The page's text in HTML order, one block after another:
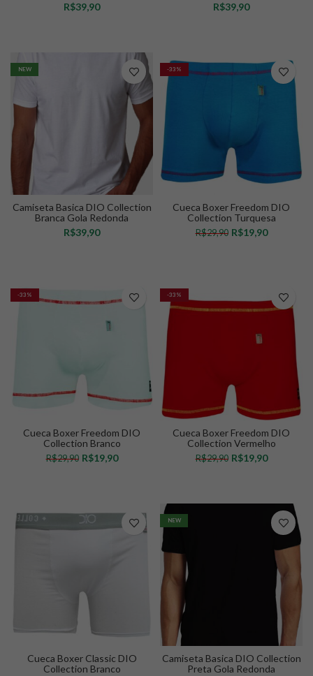
R$
R$
NEW
Camiseta Basica DIO Collection
Branca Gola Redonda
R$
-33%
Cueca Boxer Freedom DIO
Collection Turquesa
R$29,90 R$19,90
-33%
Cueca Boxer Freedom DIO
Collection Branco
R$29,90 R$19,90
-33%
Cueca Boxer Freedom DIO
Collection Vermelho
R$29,90 R$19,90
Cueca Boxer Classic DIO
Collection Branco
NEW
Camiseta Basica DIO Collection
Preta Gola Redonda